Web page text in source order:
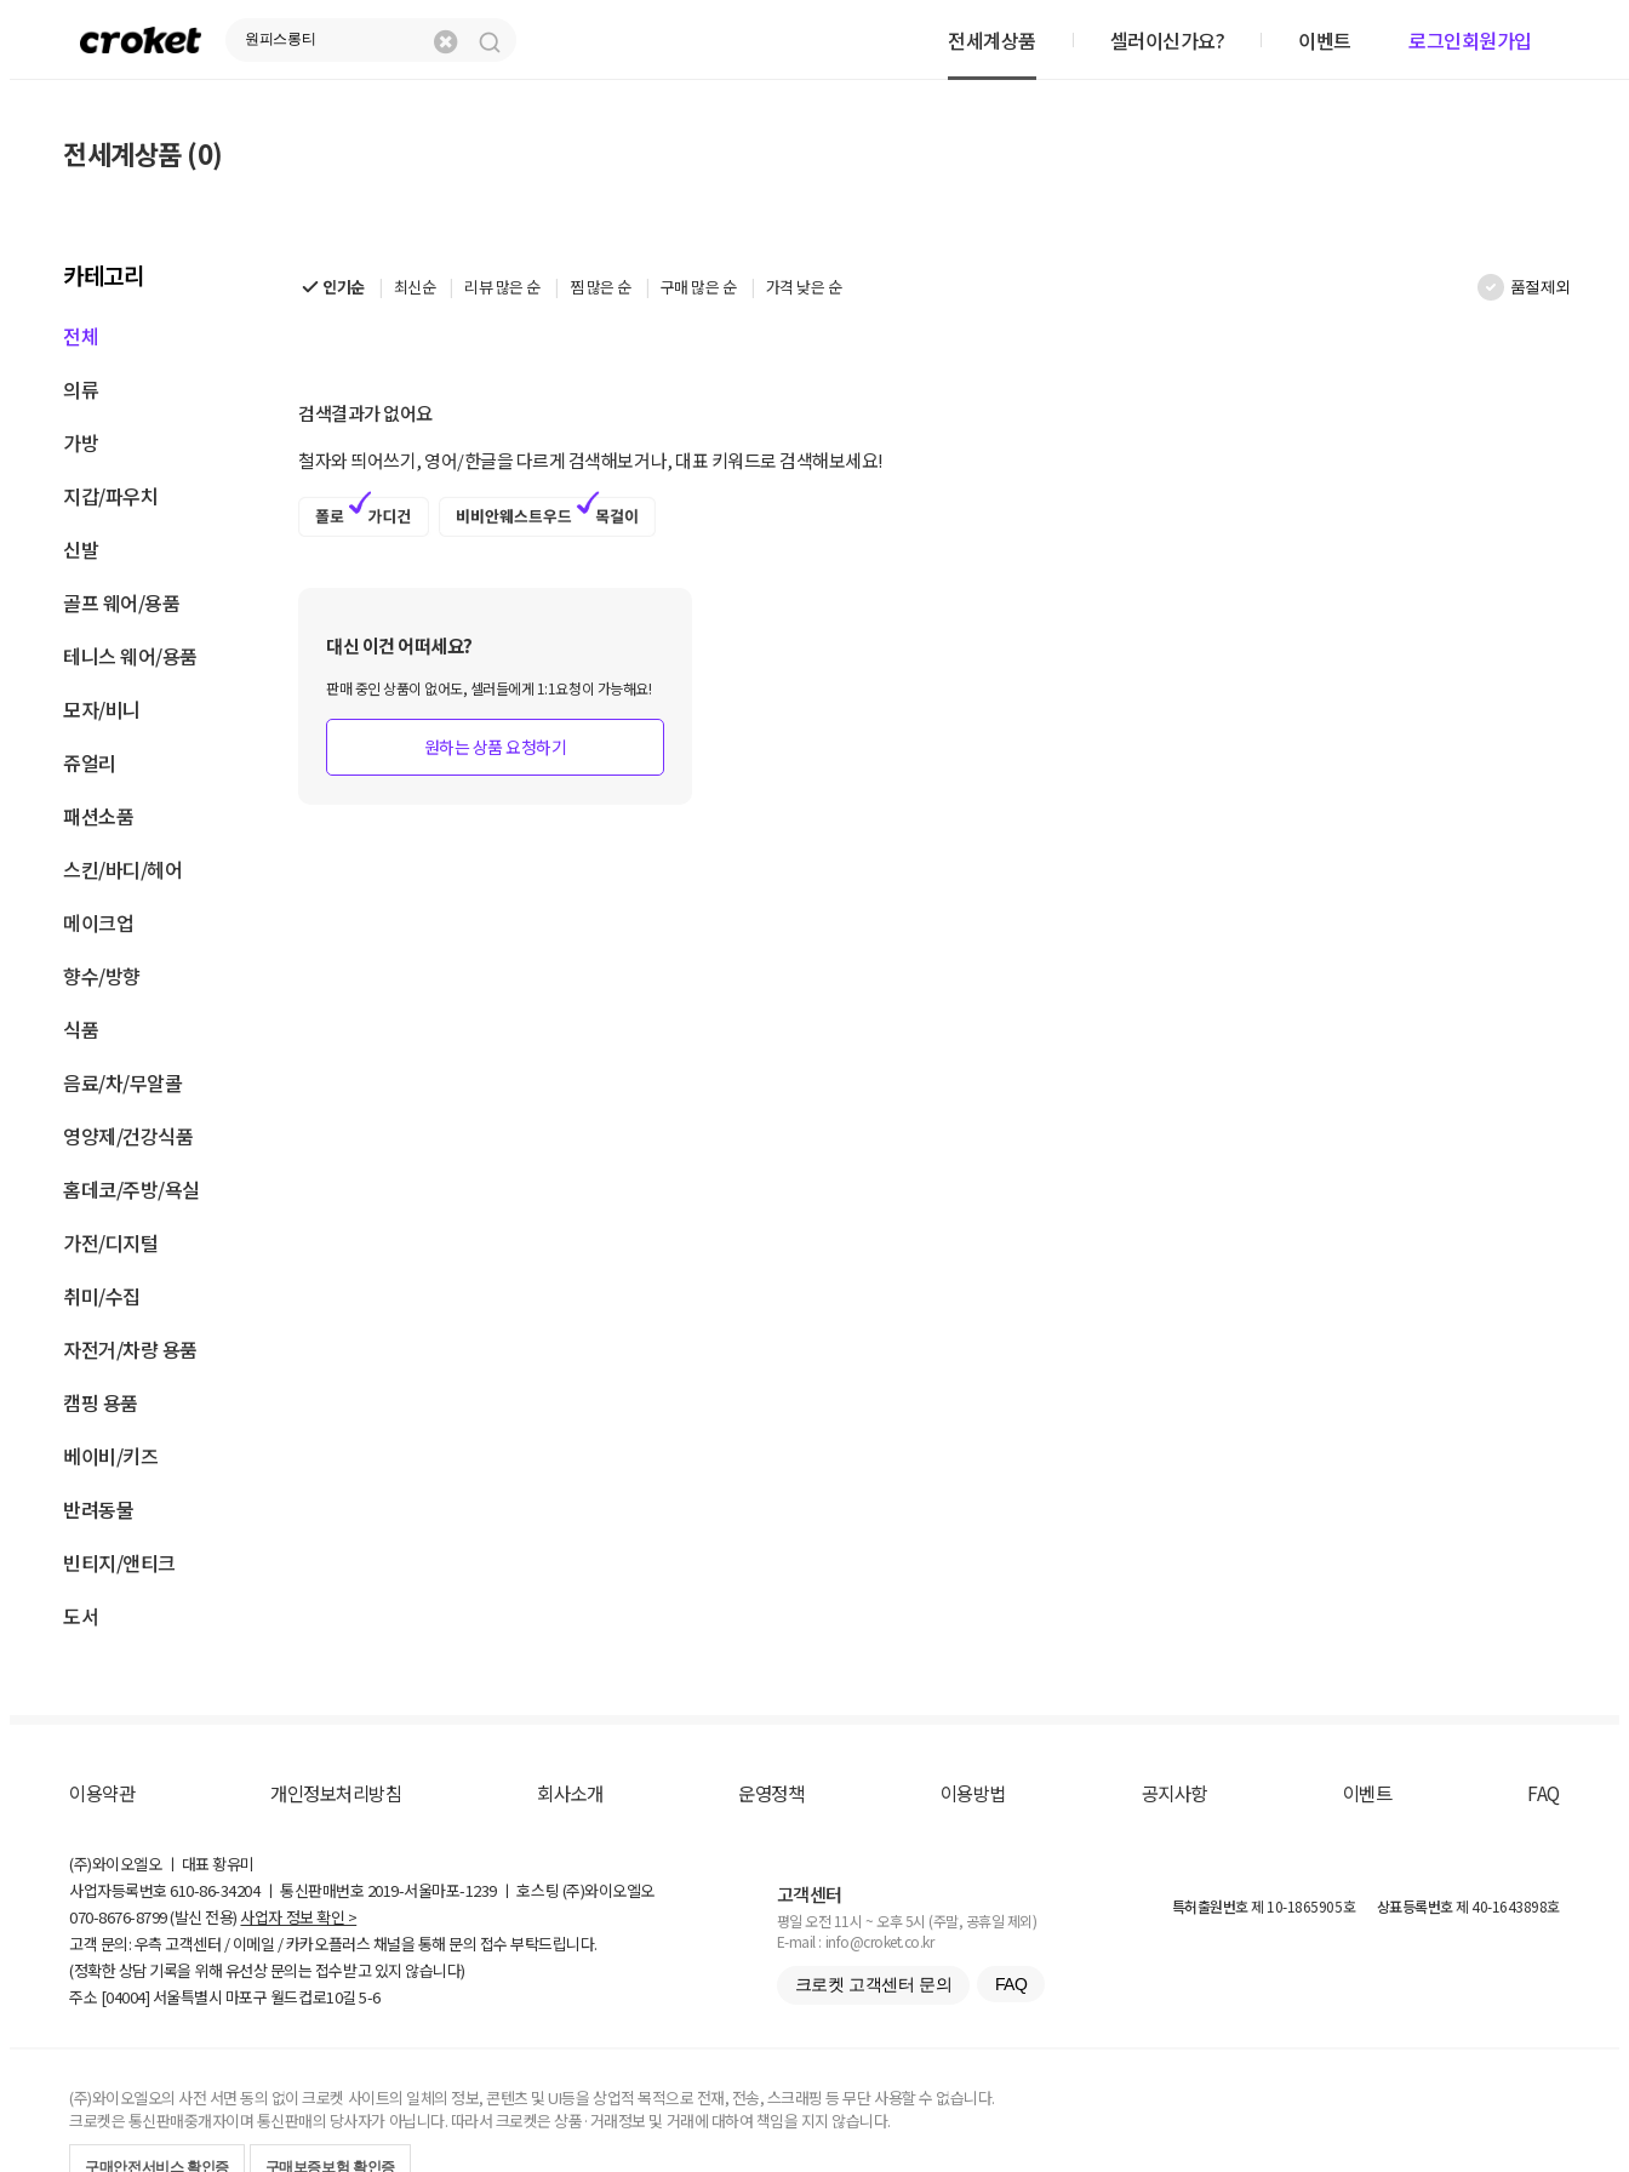
전세계상품 셀러이신가요? 이벤트 로그인회원가입
전세계상품 (0)
카테고리
전체
의류
가방
지갑/파우치
신발
골프 웨어/용품
테니스 웨어/용품
모자/비니
쥬얼리
패션소품
스킨/바디/헤어
메이크업
향수/방향
식품
음료/차/무알콜
영양제/건강식품
홈데코/주방/욕실
가전/디지털
취미/수집
자전거/차량 용품
캠핑 용품
베이비/키즈
반려동물
빈티지/앤티크
도서
인기순 최신순 리뷰 많은 순 찜 많은 순 구매 많은 순 가격 낮은 순 품절제외
검색결과가 없어요
철자와 띄어쓰기, 영어/한글을 다르게 검색해보거나, 대표 키워드로 검색해보세요!
대신 이건 어떠세요?
판매 중인 상품이 없어도, 셀러들에게 1:1요청이 가능해요!
원하는 상품 요청하기
이용약관 개인정보처리방침 회사소개 운영정책 이용방법 공지사항 이벤트 FAQ
(주)와이오엘오 ㅣ 대표 황유미
사업자등록번호610-86-34204ㅣ 통신판매번호 2019-서울마포-1239 ㅣ 호스팅 (주)와이오엘오
070-8676-8799 (발신 전용) 사업자 정보 확인 >
고객 문의: 우측 고객센터 / 이메일 / 카카오플러스 채널을 통해 문의 접수 부탁드립니다.
(정확한 상담 기록을 위해 유선상 문의는 접수받고 있지 않습니다)
주소 [04004] 서울특별시 마포구 월드컵로10길5-6
고객센터
평일 오전 11시 ~ 오후 5시 (주말, 공휴일 제외)
E-mail : info@croket.co.kr
크로켓 고객센터 문의 FAQ
특허출원번호제 10-1865905호 상표등록번호제 40-1643898호
(주)와이오엘오의 사전 서면 동의 없이 크로켓 사이트의 일체의 정보, 콘텐츠 및 UI등을 상업적 목적으로 전재, 전송, 스크래핑 등 무단 사용할 수 없습니다.
크로켓은 통신판매중개자이며 통신판매의 당사자가 아닙니다. 따라서 크로켓은 상품·거래정보 및 거래에 대하여 책임을 지지 않습니다.
구매안전서비스 확인증 구매보증보험 확인증